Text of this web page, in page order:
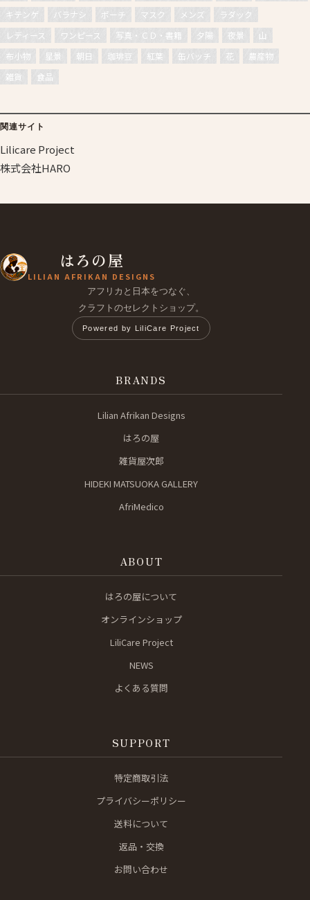
キテンゲ
バラナシ ポーチ マスク メンズ
ラダック
レディース
ワンピース 写真・ＣＤ・書籍 夕陽 夜景
山
布小物
星景 朝日 珈琲豆 紅葉 缶バッチ 花
農産物
雑貨
食品
関連サイト
Lilicare Project
株式会社HARO
はろの屋
LILIAN AFRIKAN DESIGNS
アフリカと日本をつなぐ、
クラフトのセレクトショップ。
Powered by LiliCare Project
BRANDS
Lilian Afrikan Designs
はろの屋
雑貨屋次郎
HIDEKI MATSUOKA GALLERY
AfriMedico
ABOUT
はろの屋について
オンラインショップ
LiliCare Project
NEWS
よくある質問
SUPPORT
特定商取引法
プライバシーポリシー
送料について
返品・交換
お問い合わせ